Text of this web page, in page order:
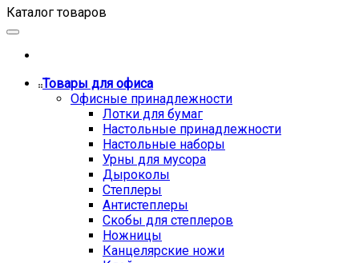
Каталог товаров
Товары для офиса
Офисные принадлежности
Лотки для бумаг
Настольные принадлежности
Настольные наборы
Урны для мусора
Дыроколы
Степлеры
Антистеплеры
Скобы для степлеров
Ножницы
Канцелярские ножи